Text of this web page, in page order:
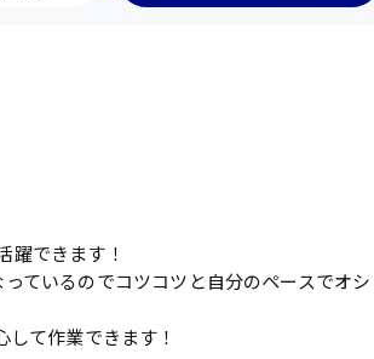
躍できます！
ているのでコツコツと自分のペースでオシ
て作業できます！